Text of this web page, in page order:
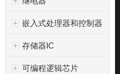
嵌入式处理器和控制器
存储器IC
可编程逻辑芯片